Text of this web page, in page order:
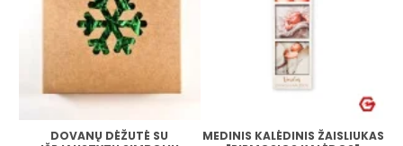
DOVANŲ DĖŽUTĖ SU
MEDINIS KALĖDINIS ŽAISLIUKAS